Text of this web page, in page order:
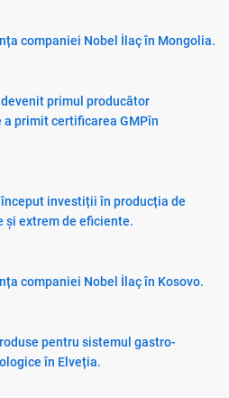
companiei Nobel İlaç în Mongolia.
primul producător
primit certificarea GMPîn
început investiții în producția de
și extrem de eficiente.
companiei Nobel İlaç în Kosovo.
pentru sistemul gastro-
în Elveția.